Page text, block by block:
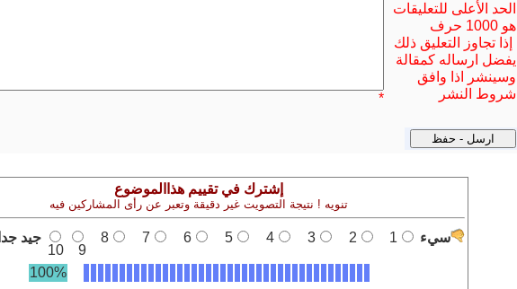
الحد الأعلى للتعليقات
هو 1000 حرف
إذا تجاوز التعليق ذلك
يفضل ارساله كمقالة
وسينشر اذا وافق
شروط النشر
*
إشترك في تقييم هذاالموضوع
تنويه ! نتيجة التصويت غير دقيقة وتعبر عن رأى المشاركين فيه
سيء 1
2
3
4
5
6
7
8
9
10
جيد جدا
100%